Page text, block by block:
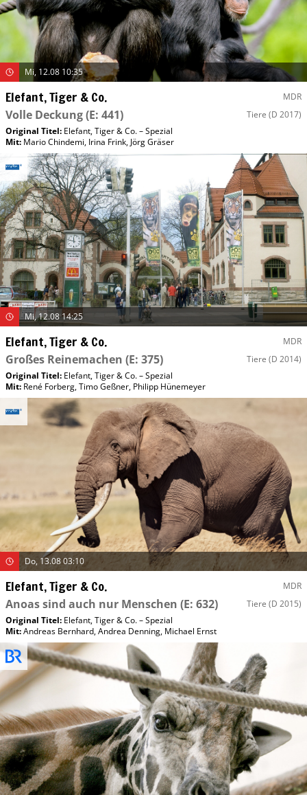
Mi, 12.08 10:35
Elefant, Tiger & Co. MDR
Volle Deckung(E: 441) Tiere (D 2017)
Original Titel: Elefant, Tiger & Co. – Spezial
Mit: Mario Chindemi, Irina Frink,Jörg Gräser
Mi, 12.08 14:25
Elefant, Tiger & Co. MDR
Großes Reinemachen (E: 375) Tiere (D 2014)
Original Titel: Elefant, Tiger & Co. – Spezial
Mit: René Forberg,Timo Geßner, Philipp Hünemeyer
Do, 13.08 03:10
Elefant, Tiger & Co. MDR
Anoas sind auch nur Menschen (E: 632) Tiere (D 2015)
Original Titel: Elefant, Tiger & Co. – Spezial
Mit:Andreas Bernhard,Andrea Denning, Michael Ernst